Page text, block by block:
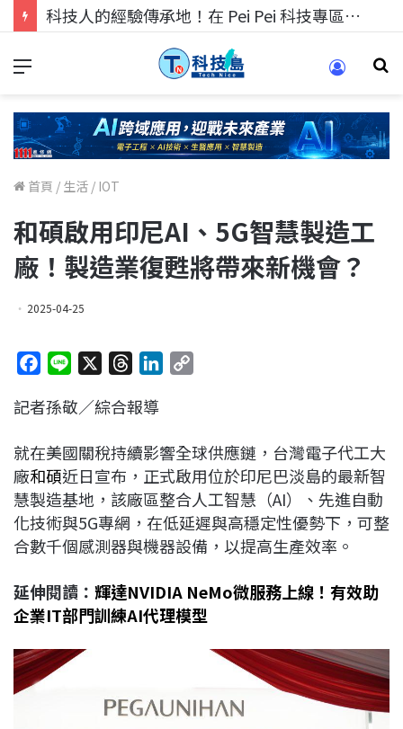
科技人找工作，就到TECH+ 科技專區!
首頁 / 生活 / IOT
和碩啟用印尼AI、5G智慧製造工
廠！製造業復甦將帶來新機會？
2025-04-25
c
b
o
o
k
n
r
a
d
s
e
d
I
n
L
i
n
k
記者孫敬／綜合報導
就在美國關稅持續影響全球供應鏈，台灣電子代工大
廠和碩近日宣布，正式啟用位於印尼巴淡島的最新智
慧製造基地，該廠區整合人工智慧（AI）、先進自動
化技術與5G專網，在低延遲與高穩定性優勢下，可整
合數千個感測器與機器設備，以提高生產效率。
延伸閱讀： 輝達NVIDIA NeMo微服務上線！有效助
企業IT部門訓練AI代理模型